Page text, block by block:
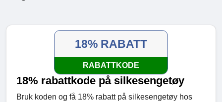
18% RABATT
RABATTKODE
18% rabattkode på silkesengetøy
Bruk koden og få 18% rabatt på silkesengetøy hos